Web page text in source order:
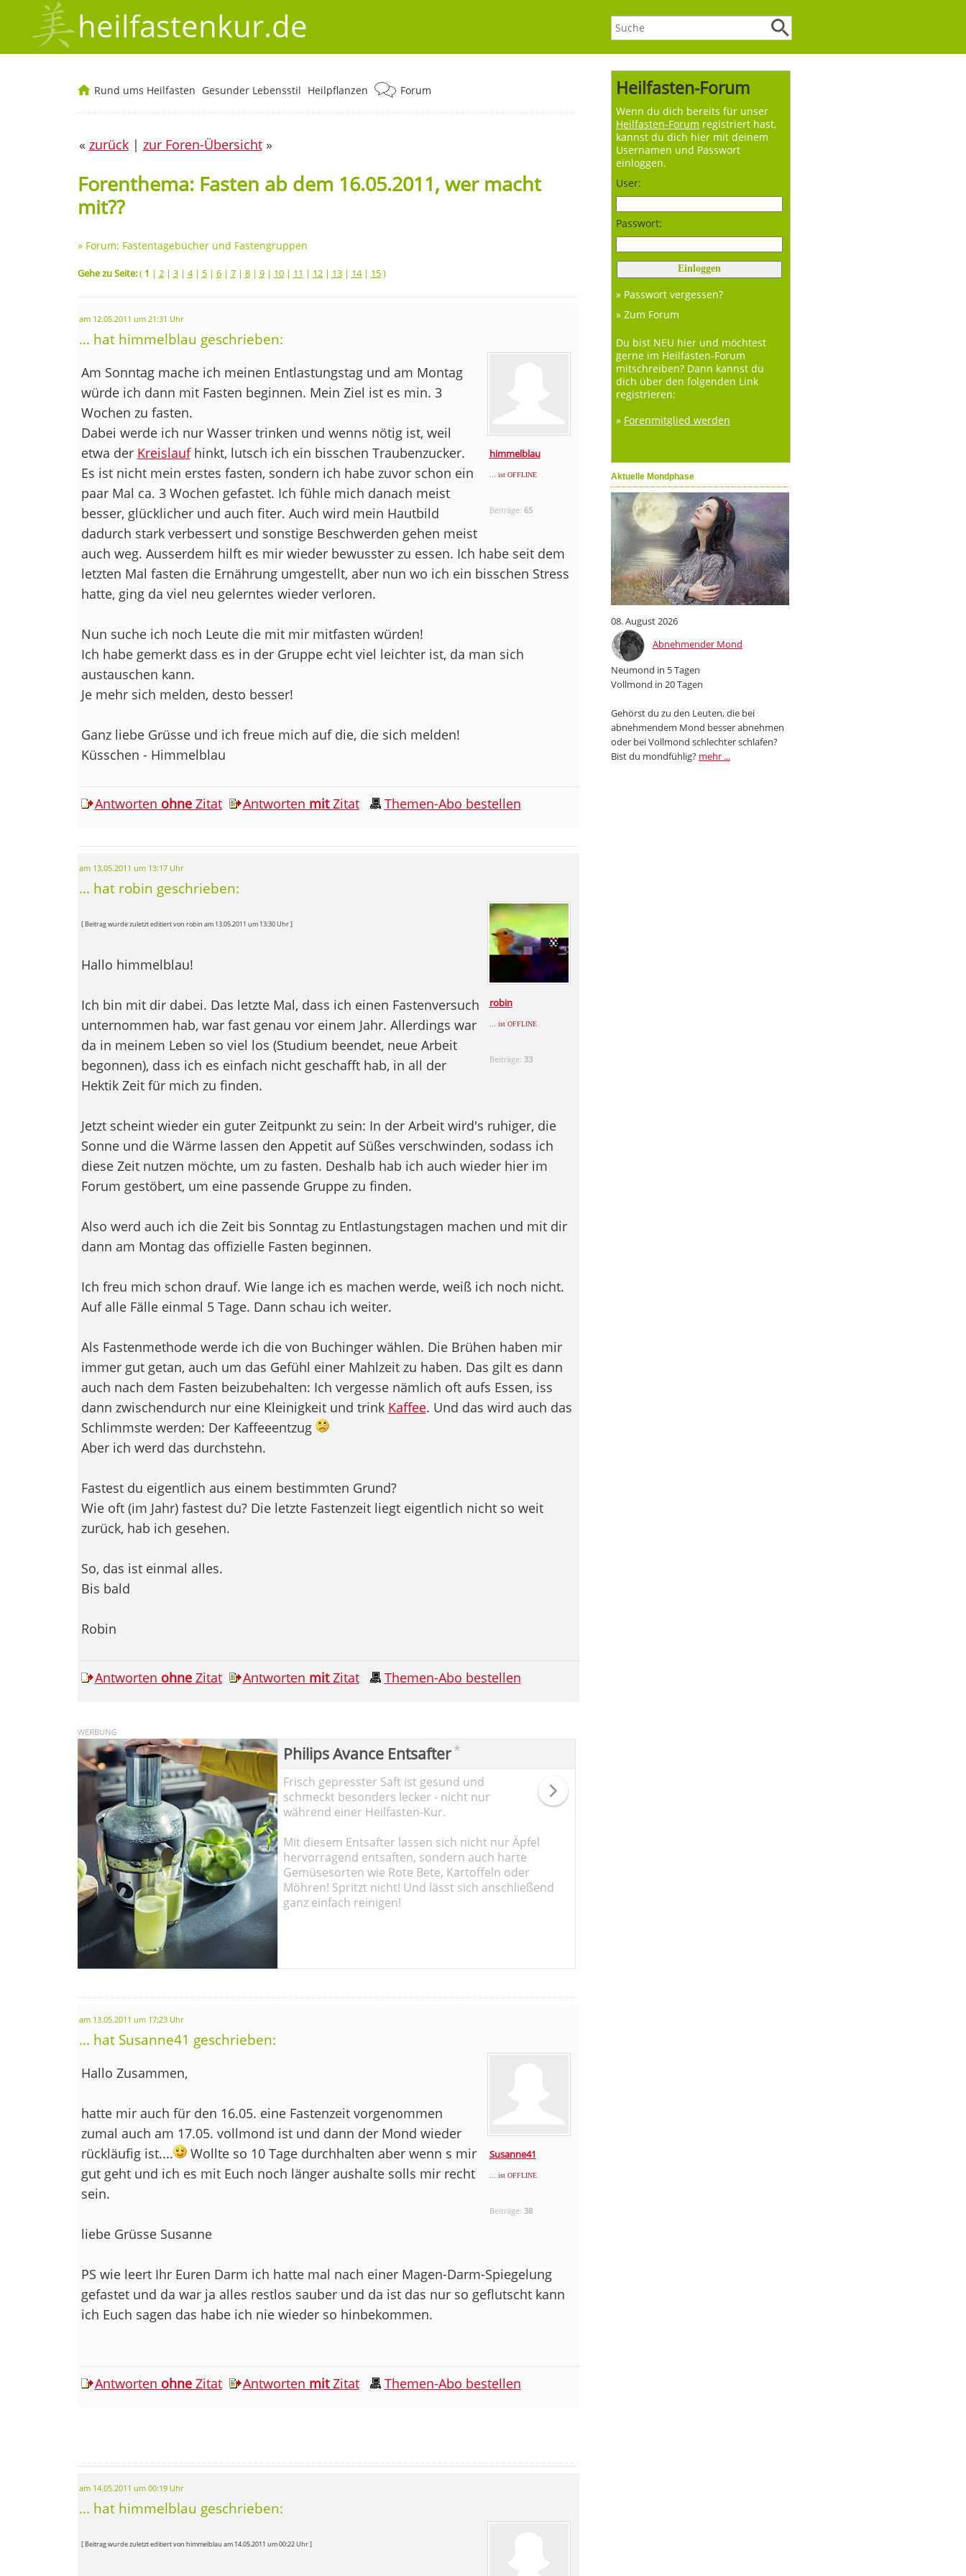
heilfastenkur.de
Heilfasten-Forum
Wenn du dich bereits für unser
Heilfasten-Forum registriert hast,
kannst du dich hier mit deinem
Usernamen und Passwort
einloggen.
User:
Passwort:
» Passwort vergessen?
» Zum Forum
Du bist NEU hier und möchtest
gerne im Heilfasten-Forum
mitschreiben? Dann kannst du
dich über den folgenden Link
registrieren:
» Forenmitglied werden
Aktuelle Mondphase
08. August 2026
Abnehmender Mond
Neumond in 5 Tagen
Vollmond in 20 Tagen
Gehörst du zu den Leuten, die bei
abnehmendem Mond besser abnehmen
oder bei Vollmond schlechter schlafen?
Bist du mondfühlig? mehr ...
Rund ums Heilfasten Gesunder Lebensstil Heilpflanzen Forum
« zurück| zur Foren-Übersicht»
Forenthema: Fasten ab dem 16.05.2011, wer macht
mit??
» Forum: Fastentagebücher und Fastengruppen
Gehe zu Seite:( 1 | 2| 3| 4| 5| 6| 7| 8| 9| 10| 11 | 12| 13| 14| 15)
am 12.05.2011 um 21:31 Uhr
... hat himmelblau geschrieben:
himmelblau
... ist OFFLINE
Beiträge: 65
Am Sonntag mache ich meinen Entlastungstag und am Montag
würde ich dann mit Fasten beginnen. Mein Ziel ist es min. 3
Wochen zu fasten.
Dabei werde ich nur Wasser trinken und wenns nötig ist, weil
etwa der Kreislaufhinkt, lutsch ich ein bisschen Traubenzucker.
Es ist nicht mein erstes fasten, sondern ich habe zuvor schon ein
paar Mal ca. 3 Wochen gefastet. Ich fühle mich danach meist
besser, glücklicher und auch fiter. Auch wird mein Hautbild
dadurch stark verbessert und sonstige Beschwerden gehen meist
auch weg. Ausserdem hilft es mir wieder bewusster zu essen. Ich habe seit dem
letzten Mal fasten die Ernährung umgestellt, aber nun wo ich ein bisschen Stress
hatte, ging da viel neu gelerntes wieder verloren.
Nun suche ich noch Leute die mit mir mitfasten würden!
Ich habe gemerkt dass es in der Gruppe echt viel leichter ist, da man sich
austauschen kann.
Je mehr sich melden, desto besser!
Ganz liebe Grüsse und ich freue mich auf die, die sich melden!
Küsschen - Himmelblau
Antworten ohneZitat Antworten mitZitat Themen-Abo bestellen
am 13.05.2011 um 13:17 Uhr
... hat robin geschrieben:
robin
... ist OFFLINE
Beiträge: 33
[ Beitrag wurde zuletzt editiert von robin am 13.05.2011 um 13:30 Uhr ]
Hallo himmelblau!
Ich bin mit dir dabei. Das letzte Mal, dass ich einen Fastenversuch
unternommen hab, war fast genau vor einem Jahr. Allerdings war
da in meinem Leben so viel los (Studium beendet, neue Arbeit
begonnen), dass ich es einfach nicht geschafft hab, in all der
Hektik Zeit für mich zu finden.
Jetzt scheint wieder ein guter Zeitpunkt zu sein: In der Arbeit wird's ruhiger, die
Sonne und die Wärme lassen den Appetit auf Süßes verschwinden, sodass ich
diese Zeit nutzen möchte, um zu fasten. Deshalb hab ich auch wieder hier im
Forum gestöbert, um eine passende Gruppe zu finden.
Also werd auch ich die Zeit bis Sonntag zu Entlastungstagen machen und mit dir
dann am Montag das offizielle Fasten beginnen.
Ich freu mich schon drauf. Wie lange ich es machen werde, weiß ich noch nicht.
Auf alle Fälle einmal 5 Tage. Dann schau ich weiter.
Als Fastenmethode werde ich die von Buchinger wählen. Die Brühen haben mir
immer gut getan, auch um das Gefühl einer Mahlzeit zu haben. Das gilt es dann
auch nach dem Fasten beizubehalten: Ich vergesse nämlich oft aufs Essen, iss
dann zwischendurch nur eine Kleinigkeit und trink Kaffee. Und das wird auch das
Schlimmste werden: Der Kaffeeentzug
Aber ich werd das durchstehn.
Fastest du eigentlich aus einem bestimmten Grund?
Wie oft (im Jahr) fastest du? Die letzte Fastenzeit liegt eigentlich nicht so weit
zurück, hab ich gesehen.
So, das ist einmal alles.
Bis bald
Robin
Antworten ohneZitat Antworten mitZitat Themen-Abo bestellen
Philips Avance Entsafter*
Frisch gepresster Saft ist gesund und
schmeckt besonders lecker - nicht nur
während einer Heilfasten-Kur.
Mit diesem Entsafter lassen sich nicht nur Äpfel
hervorragend entsaften, sondern auch harte
Gemüsesorten wie Rote Bete, Kartoffeln oder
Möhren! Spritzt nicht! Und lässt sich anschließend
ganz einfach reinigen!
am 13.05.2011 um 17:23 Uhr
... hat Susanne41 geschrieben:
Susanne41
... ist OFFLINE
Beiträge: 38
Hallo Zusammen,
hatte mir auch für den 16.05. eine Fastenzeit vorgenommen
zumal auch am 17.05. vollmond ist und dann der Mond wieder
rückläufig ist....
Wollte so 10 Tage durchhalten aber wenn s mir
gut geht und ich es mit Euch noch länger aushalte solls mir recht
sein.
liebe Grüsse Susanne
PS wie leert Ihr Euren Darm ich hatte mal nach einer Magen-Darm-Spiegelung
gefastet und da war ja alles restlos sauber und da ist das nur so geflutscht kann
ich Euch sagen das habe ich nie wieder so hinbekommen.
Antworten ohneZitat Antworten mitZitat Themen-Abo bestellen
am 14.05.2011 um 00:19 Uhr
... hat himmelblau geschrieben:
[ Beitrag wurde zuletzt editiert von himmelblau am 14.05.2011 um 00:22 Uhr ]